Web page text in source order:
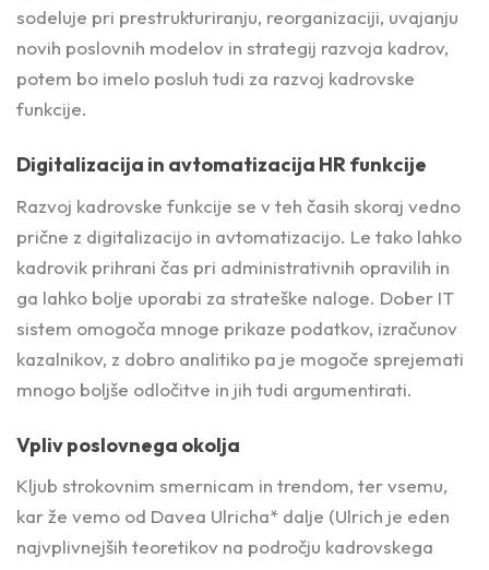
sodeluje pri prestrukturiranju, reorganizaciji, uvajanju
novih poslovnih modelov in strategij razvoja kadrov,
potem bo imelo posluh tudi za razvoj kadrovske
funkcije.
Digitalizacija in avtomatizacija HR funkcije
Razvoj kadrovske funkcije se v teh časih skoraj vedno
prične z digitalizacijo in avtomatizacijo. Le tako lahko
kadrovik prihrani čas pri administrativnih opravilih in
ga lahko bolje uporabi za strateške naloge. Dober IT
sistem omogoča mnoge prikaze podatkov, izračunov
kazalnikov, z dobro analitiko pa je mogoče sprejemati
mnogo boljše odločitve in jih tudi argumentirati.
Vpliv poslovnega okolja
Kljub strokovnim smernicam in trendom, ter vsemu,
kar že vemo od Davea Ulricha* dalje (Ulrich je eden
najvplivnejših teoretikov na področju kadrovskega